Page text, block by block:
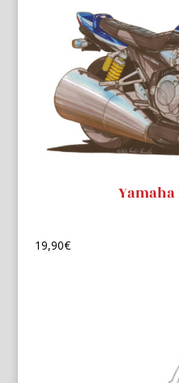
Yamaha
19,90€